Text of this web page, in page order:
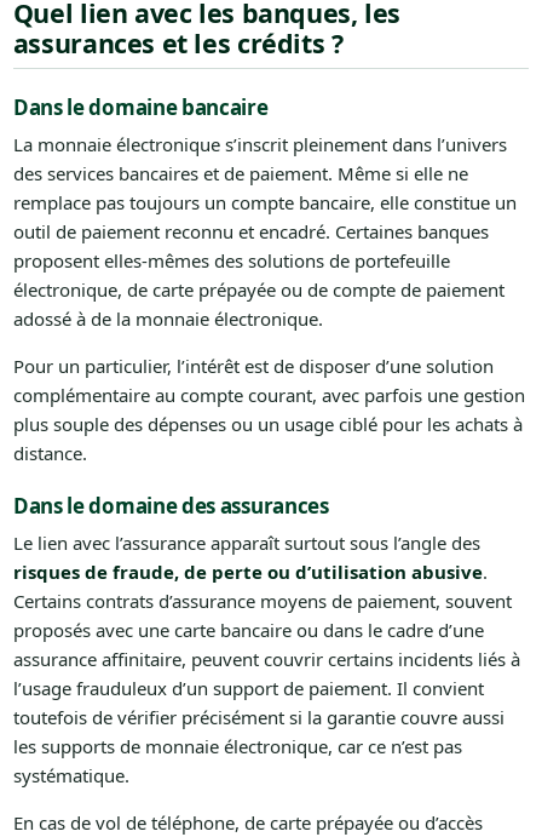
Quel lien avec les banques, les
assurances et les crédits ?
Dans le domaine bancaire
La monnaie électronique s’inscrit pleinement dans l’univers
des services bancaires et de paiement. Même si elle ne
remplace pas toujours un compte bancaire, elle constitue un
outil de paiement reconnu et encadré. Certaines banques
proposent elles-mêmes des solutions de portefeuille
électronique, de carte prépayée ou de compte de paiement
adossé à de la monnaie électronique.
Pour un particulier, l’intérêt est de disposer d’une solution
complémentaire au compte courant, avec parfois une gestion
plus souple des dépenses ou un usage ciblé pour les achats à
distance.
Dans le domaine des assurances
Le lien avec l’assurance apparaît surtout sous l’angle des
risques de fraude, de perte ou d’utilisation abusive.
Certains contrats d’assurance moyens de paiement, souvent
proposés avec une carte bancaire ou dans le cadre d’une
assurance affinitaire, peuvent couvrir certains incidents liés à
l’usage frauduleux d’un support de paiement. Il convient
toutefois de vérifier précisément si la garantie couvre aussi
les supports de monnaie électronique, car ce n’est pas
systématique.
En cas de vol de téléphone, de carte prépayée ou d’accès